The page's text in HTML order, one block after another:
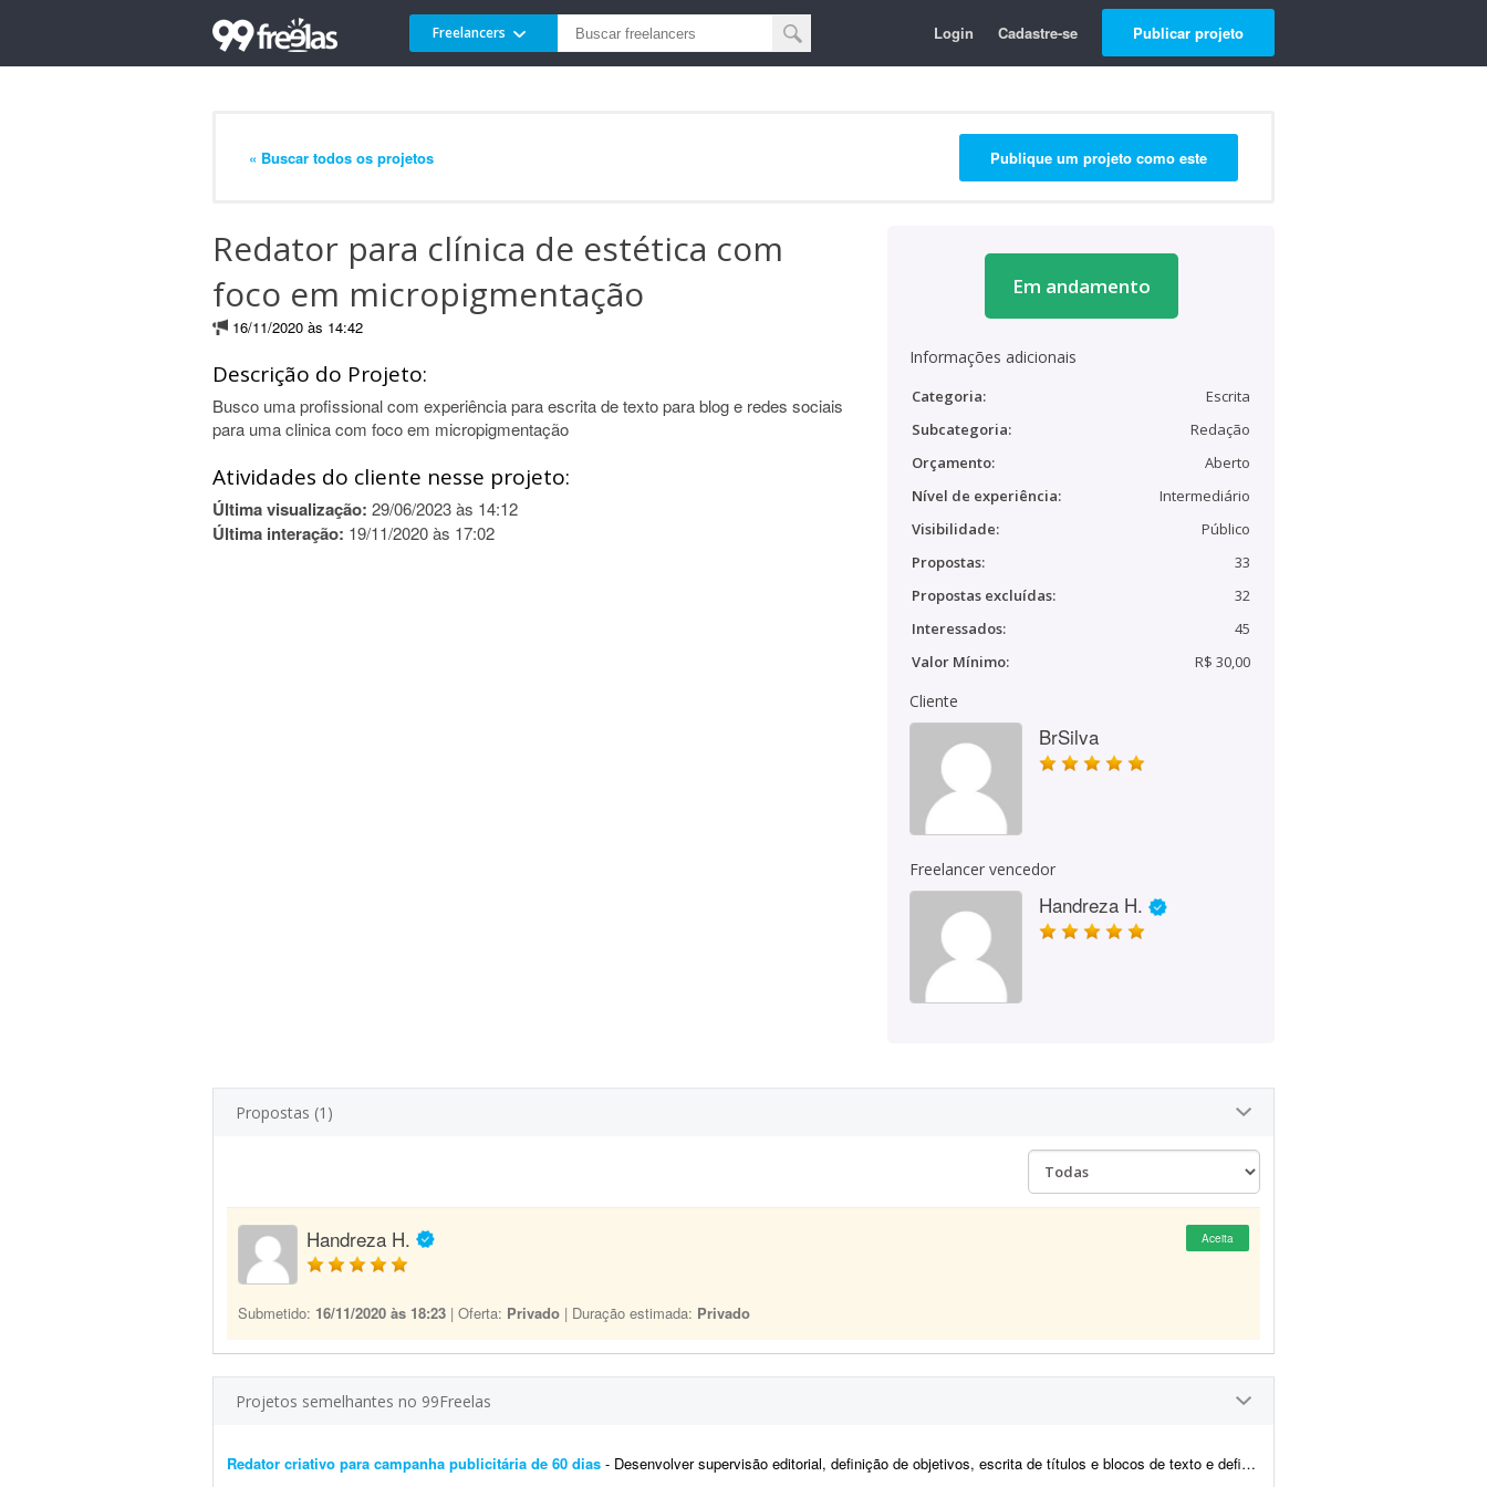
Freelancers Login Cadastre-se Publicar projeto
« Buscar todos os projetos Publique um projeto como este
Redator para clínica de estética com
foco em micropigmentação
16/11/2020 às 14:42
Descrição do Projeto:
Busco uma profissional com experiência para escrita de texto para blog e redes sociais
para uma clinica com foco em micropigmentação
Atividades do cliente nesse projeto:
Última visualização: 29/06/2023 às 14:12
Última interação: 19/11/2020 às 17:02
Em andamento
Informações adicionais
Categoria:
Escrita
Subcategoria:
Redação
Orçamento:
Aberto
Nível de experiência:
Intermediário
Visibilidade:
Público
Propostas:
33
Propostas excluídas:
32
Interessados:
45
Valor Mínimo:
R$ 30,00
Cliente
BrSilva
Freelancer vencedor
Handreza H.
Propostas (1)
Handreza H. Aceita
Submetido: 16/11/2020 às 18:23 | Oferta: Privado | Duração estimada: Privado
Projetos semelhantes no 99Freelas
Redator criativo para campanha publicitária de 60 dias - Desenvolver supervisão editorial, definição de objetivos, escrita de títulos e blocos de texto e definição do estilo de campanha para uma campanha publicit...